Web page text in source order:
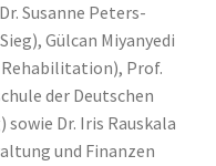
Susanne Peters-
Gülcan Miyanyedi
Prof.
der Deutschen
Dr. Iris Rauskala
und Finanzen